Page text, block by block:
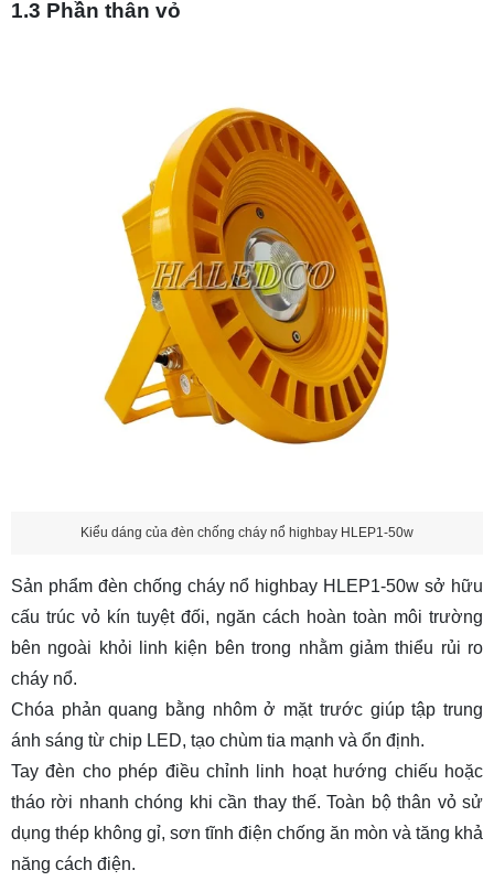
1.3 Phần thân vỏ
Kiểu dáng của đèn chống cháy nổ highbay HLEP1-50w
Sản phẩm đèn chống cháy nổ highbay HLEP1-50w sở hữu
cấu trúc vỏ kín tuyệt đối, ngăn cách hoàn toàn môi trường
bên ngoài khỏi linh kiện bên trong nhằm giảm thiểu rủi ro
cháy nổ.
Chóa phản quang bằng nhôm ở mặt trước giúp tập trung
ánh sáng từ chip LED, tạo chùm tia mạnh và ổn định.
Tay đèn cho phép điều chỉnh linh hoạt hướng chiếu hoặc
tháo rời nhanh chóng khi cần thay thế. Toàn bộ thân vỏ sử
dụng thép không gỉ, sơn tĩnh điện chống ăn mòn và tăng khả
năng cách điện.